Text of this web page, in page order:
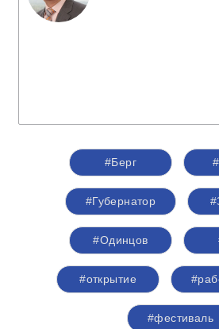
#Берг
#Губернатор
#Одинцов
#открытие
#фестиваль